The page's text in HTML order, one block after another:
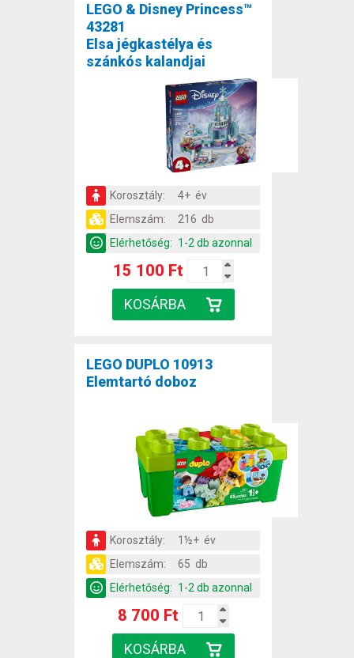
LEGO & Disney Princess™
43281
Elsa jégkastélya és
szánkós kalandjai
Korosztály:
4+ év
Elemszám:
216 db
Elérhetőség: 1-2 db azonnal
15 100 Ft
LEGO DUPLO 10913
Elemtartó doboz
Korosztály:
1½+ év
Elemszám:
65 db
Elérhetőség: 1-2 db azonnal
8 700 Ft